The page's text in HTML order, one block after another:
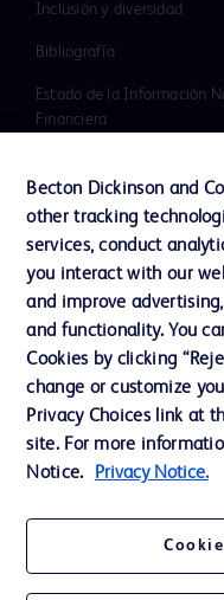
Inclusión y diversidad
Bibliografía
Estado de la Información
Financiera
Nuestra Compañía
Ética y cumplimiento
Contacto
Preferencias de cookies
Privacidad
Accesibilidad de la web
Becton Dickinson and
other tracking
services, conduct
you interact with our
and improve
and functionality. You
Cookies by clicking
change or customize
Privacy Choices link at
site. For more
Notice.
Privacy Notice.